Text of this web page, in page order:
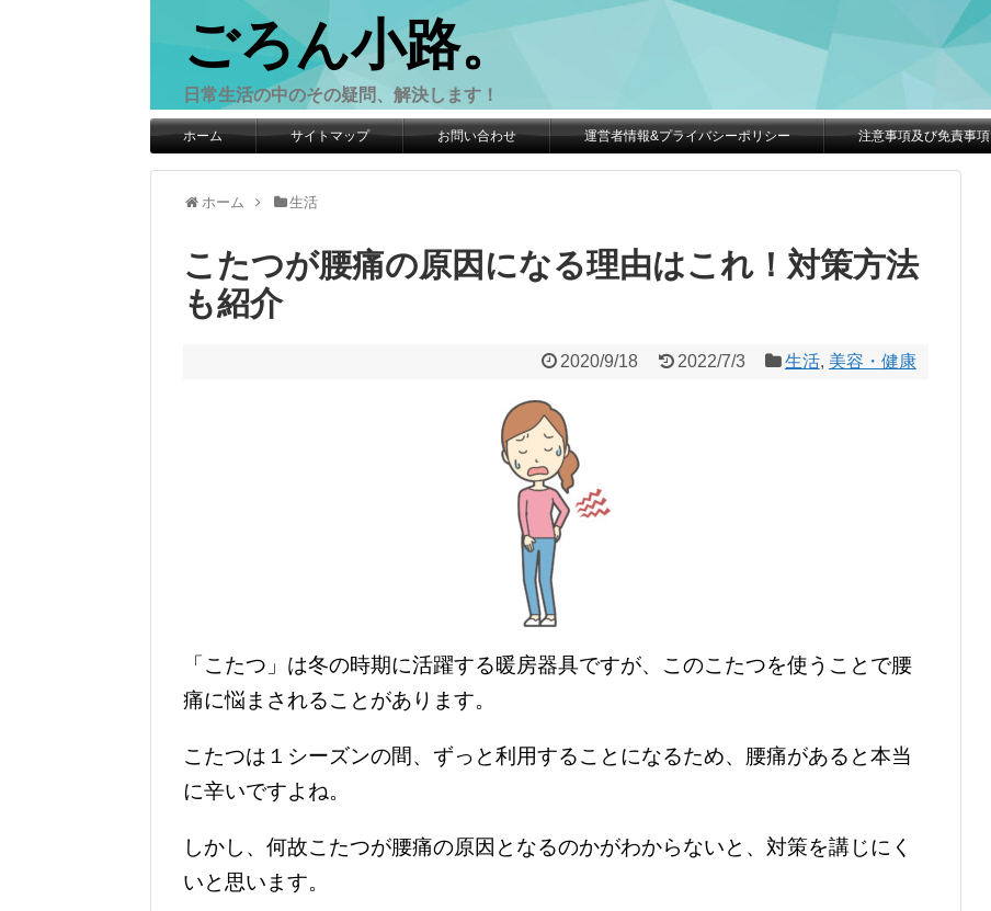
ごろん小路。
日常生活の中のその疑問、解決します！
ホーム サイトマップ お問い合わせ 運営者情報&プライバシーポリシー 注意事項及び免責事項
ホーム 生活
こたつが腰痛の原因になる理由はこれ！対策方法
も紹介
2020/9/18 2022/7/3 生活, 美容・健康
「こたつ」は冬の時期に活躍する暖房器具ですが、このこたつを使うことで腰
痛に悩まされることがあります。
こたつは１シーズンの間、ずっと利用することになるため、腰痛があると本当
に辛いですよね。
しかし、何故こたつが腰痛の原因となるのかがわからないと、対策を講じにく
いと思います。